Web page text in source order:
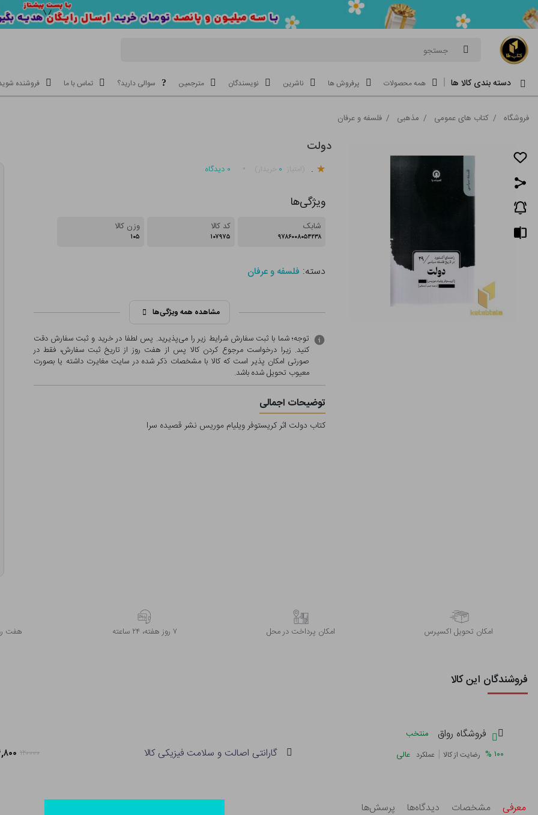
جستجو
دسته بندی کالا ها همه محصولات پرفروش ها ناشرین نویسندگان مترجمین سوالی دارید؟ تماس با ما فروشنده
فروشگاه / کتاب های عمومی / مذهبی / فلسفه و عرفان
دولت
. ۰ ۰ دیدگاه
ویژگی‌ها
شابک
۹۷۸۶۰۰۸۰۵۴۲۳۸
کد کالا
۱۰۷۹۷۵
وزن کالا
۱۰۵
دسته: فلسفه و عرفان
مشاهده همه ویژگی‌ها
توجه؛ شما با ثبت سفارش شرایط زیر را می‌پذیرید. پس لطفا در خرید و ثبت سفارش دقت
کنید. زیرا درخواست مرجوع کردن کالا پس از هفت روز از تاریخ ثبت سفارش، فقط در
صورتی امکان پذیر است که کالا با مشخصات ذکر شده در سایت مغایرت داشته یا بصورت
معيوب تحویل شده باشد.
توضیحات اجمالی
کتاب دولت اثر کریستوفر ویلیام موریس نشر قصیده سرا
اﻣﮑﺎن ﺗﺤﻮﯾﻞ اﮐﺴﭙﺮس امکان پرداخت در محل ۷ روز ﻫﻔﺘﻪ، ۲۴ ﺳﺎﻋﺘﻪ هفت
فروشندگان این کالا
فروشگاه رواق
منتخب
۱۰۰ % رضایت از کالا | عملکرد عالی گارانتی اصالت و سلامت فیزیکی کالا ۱۲۰۰۰۰ ۹۴,۸۰۰
معرفی مشخصات دیدگاه‌ها پرسش‌ها